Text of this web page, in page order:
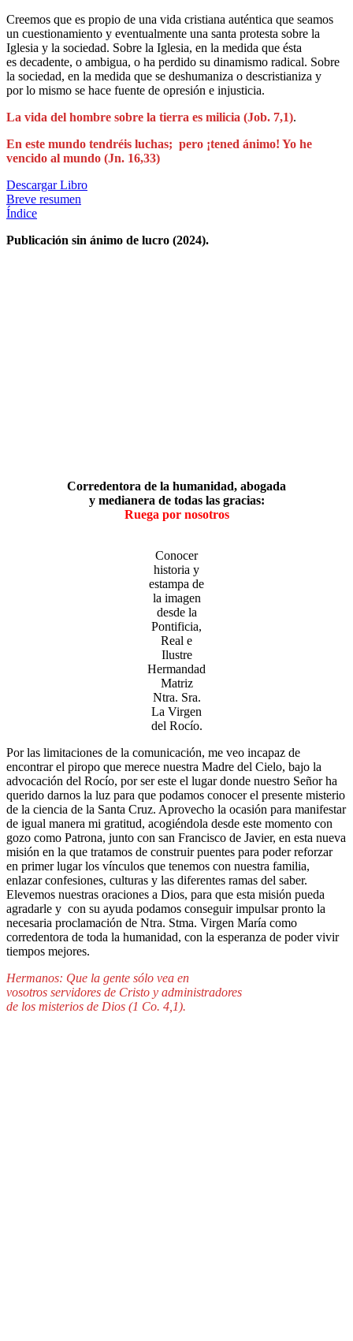
Creemos que es propio de una vida cristiana auténtica que seamos
un cuestionamiento y eventualmente una santa protesta sobre la
Iglesia y la sociedad. Sobre la Iglesia, en la medida que ésta
es decadente, o ambigua, o ha perdido su dinamismo radical. Sobre
la sociedad, en la medida que se deshumaniza o descristianiza y
por lo mismo se hace fuente de opresión e injusticia.
La vida del hombre sobre la tierra es milicia (Job. 7,1).
En este mundo tendréis luchas; pero ¡tened ánimo! Yo he
vencido al mundo (Jn. 16,33)
Descargar Libro
Breve resumen
Índice
Publicación sin ánimo de lucro (2024).
Corredentora de la humanidad, abogada
y medianera de todas las gracias:
Ruega por nosotros
Conocer
historia y
estampa de
la imagen
desde la
Pontificia,
Real e
Ilustre
Hermandad
Matriz
Ntra. Sra.
La Virgen
del Rocío.
Por las limitaciones de la comunicación, me veo incapaz de
encontrar el piropo que merece nuestra Madre del Cielo, bajo la
advocación del Rocío, por ser este el lugar donde nuestro Señor ha
querido darnos la luz para que podamos conocer el presente misterio
de la ciencia de la Santa Cruz. Aprovecho la ocasión para manifestar
de igual manera mi gratitud, acogiéndola desde este momento con
gozo como Patrona, junto con san Francisco de Javier, en esta nueva
misión en la que tratamos de construir puentes para poder reforzar
en primer lugar los vínculos que tenemos con nuestra familia,
enlazar confesiones, culturas y las diferentes ramas del saber.
Elevemos nuestras oraciones a Dios, para que esta misión pueda
agradarle y con su ayuda podamos conseguir impulsar pronto la
necesaria proclamación de Ntra. Stma. Virgen María como
corredentora de toda la humanidad, con la esperanza de poder vivir
tiempos mejores.
Hermanos: Que la gente sólo vea en
vosotros servidores de Cristo y administradores
de los misterios de Dios (1 Co. 4,1).